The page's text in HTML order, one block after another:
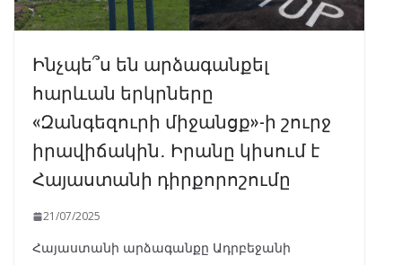
Ինչպե՞ս են արձագանքել
հարևան երկրները
«Զանգեզուրի միջանցք»-ի շուրջ
իրավիճակին․ Իրանը կիսում է
Հայաստանի դիրքորոշումը
21/07/2025
Հայաստանի արձագանքը Ադրբեջանի